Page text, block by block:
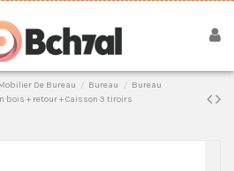
De Bureau Bureau
Bureau
bois + retour + Caisson 3 tiroirs